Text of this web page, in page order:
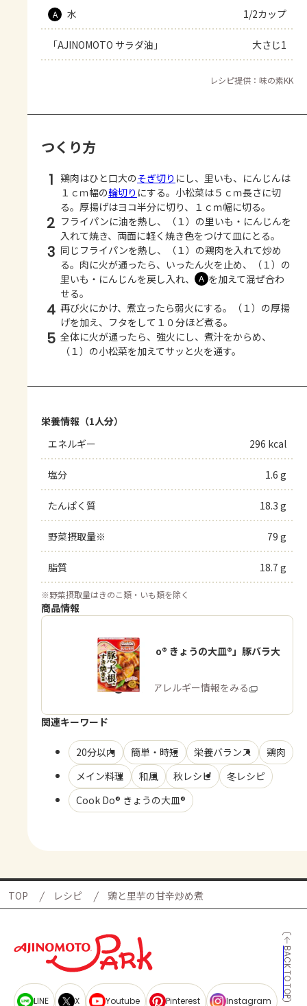
A 水 1/2カップ
「AJINOMOTO サラダ油」 大さじ1
レシピ提供：味の素KK
つくり方
1 鶏肉はひと口大のそぎ切り にし、里いも、にんじんは
１ｃｍ幅の輪切り にする。小松菜は５ｃｍ長さに切
る。厚揚げはヨコ半分に切り、１ｃｍ幅に切る。
2 フライパンに油を熱し、（１）の里いも・にんじんを
入れて焼き、両面に軽く焼き色をつけて皿にとる。
3 同じフライパンを熱し、（１）の鶏肉を入れて炒め
る。肉に火が通ったら、いったん火を止め、（１）の
里いも・にんじんを戻し入れ、
Ａ を加えて混ぜ合わ
せる。
4 再び火にかけ、煮立ったら弱火にする。（１）の厚揚
げを加え、フタをして１０分ほど煮る。
5 全体に火が通ったら、強火にし、煮汁をからめ、
（１）の小松菜を加えてサッと火を通す。
栄養情報（1人分）
エネルギー
296 kcal
塩分 1.6 g
たんぱく質 18.3 g
野菜摂取量※ 79 g
脂質 18.7 g
※野菜摂取量はきのこ類・いも類を除く
商品情報
「Cook Do® きょうの大皿®」豚バラ大
根用
商品・アレルギー情報をみる
関連キーワード
20分以内 簡単・時短 栄養バランス
鶏肉
メイン料理
和風 秋レシピ
冬レシピ
Cook Do® きょうの大皿®
TOP レシピ 鶏と里芋の甘辛炒め煮
BACK TO TOP
LINE X Youtube Pinterest Instagram